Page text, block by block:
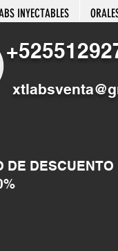
INYECTABLES
DE DESCUENTO